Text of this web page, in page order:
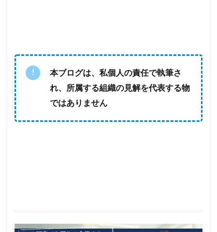
本ブログは、私個人の責任で執筆さ
れ、所属する組織の見解を代表する物
ではありません